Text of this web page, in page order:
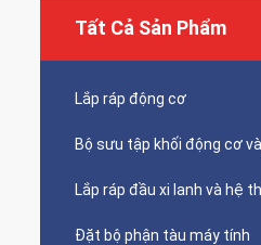
Tất Cả Sản Phẩm
Lắp ráp động cơ
Bộ sưu tập khối động cơ
Lắp ráp đầu xi lanh và hệ
Đặt bộ phận tàu máy tính